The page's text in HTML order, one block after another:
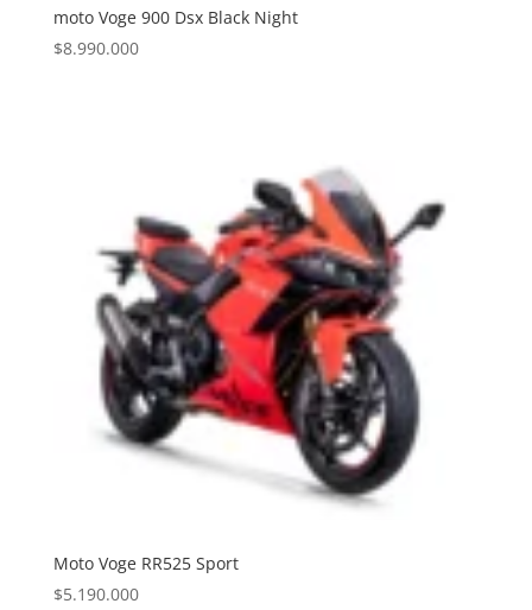
moto Voge 900 Dsx Black Night
$8.990.000
Moto Voge RR525 Sport
$5.190.000